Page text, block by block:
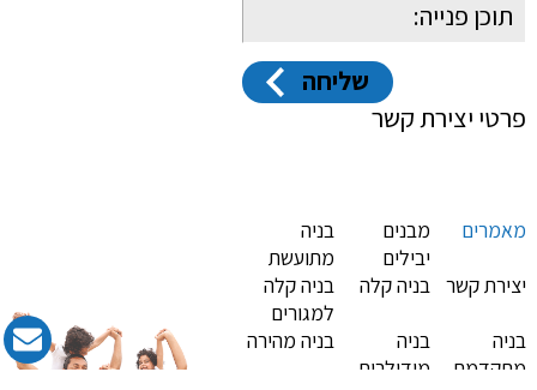
פרטי יצירת קשר
מאמרים
מבנים
יבילים
בניה
מתועשת
יצירת קשר בניה קלה
בניה קלה
למגורים
בניה
מתקדמת
בניה
מודולרית
בניה מהירה